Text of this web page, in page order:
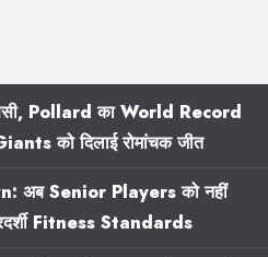
Pollard का World Record
को दिलाई रोमांचक जीत
अब Senior Players को नहीं
Fitness Standards